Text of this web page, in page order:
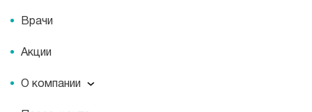
Врачи
Акции
О компании
О компании